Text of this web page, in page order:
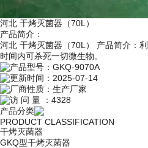
河北 干烤灭菌器（70L）
产品简介：
河北 干烤灭菌器（70L） 产品简介：
时间内可杀死一切微生物。
产品型号： GKQ-9070A
更新时间： 2025-07-14
厂商性质： 生产厂家
访 问 量 ： 4328
产品分类
PRODUCT CLASSIFICATION
干烤灭菌器
GKQ型干烤灭菌器